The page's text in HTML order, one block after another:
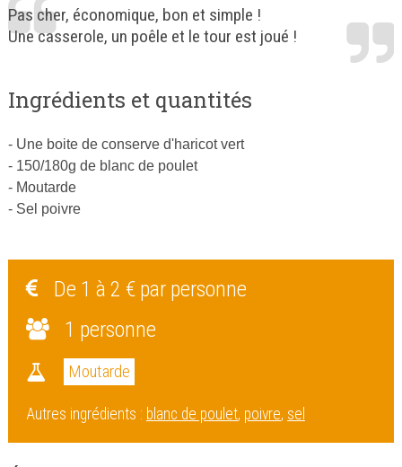
Pas cher, économique, bon et simple !
Une casserole, un poêle et le tour est joué !
Ingrédients et quantités
- Une boite de conserve d'haricot vert
- 150/180g de blanc de poulet
- Moutarde
- Sel poivre
De 1 à 2 € par personne
1 personne
Moutarde
Autres ingrédients : blanc de poulet, poivre, sel